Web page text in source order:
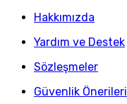
Hakkımızda
Yardım ve Destek
Sözleşmeler
Güvenlik Önerileri